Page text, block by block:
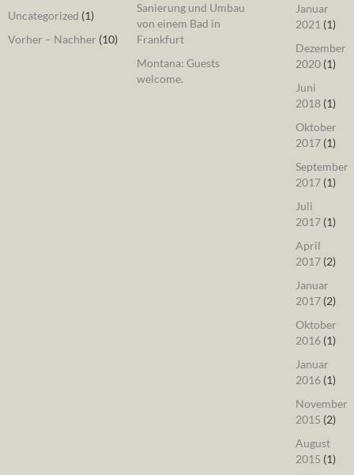
Uncategorized (1)
Vorher – Nachher (10)
Sanierung und Umbau
von einem Bad in
Frankfurt
Montana: Guests
welcome.
Januar
2021 (1)
Dezember
2020(1)
Juni
2018(1)
Oktober
2017(1)
September
2017(1)
Juli
2017(1)
April
2017(2)
Januar
2017(2)
Oktober
2016(1)
Januar
2016(1)
November
2015 (2)
August
2015 (1)